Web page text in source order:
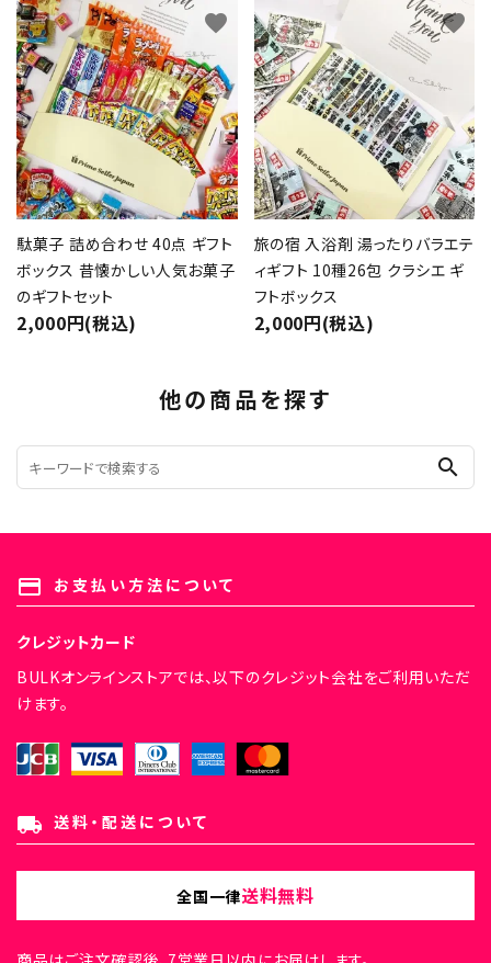
駄菓子 詰め合わせ 40点 ギフト
ボックス 昔懐かしい人気お菓子
のギフトセット
2,000円(税込)
favorite
旅の宿 入浴剤 湯ったりバラエテ
ィギフト 10種26包 クラシエ ギ
フトボックス
2,000円(税込)
favorite
他の商品を探す
search
payment お支払い方法について
クレジットカード
BULKオンラインストアでは、以下のクレジット会社をご利用いただ
けます。
local_shipping 送料・配送について
全国一律送料無料